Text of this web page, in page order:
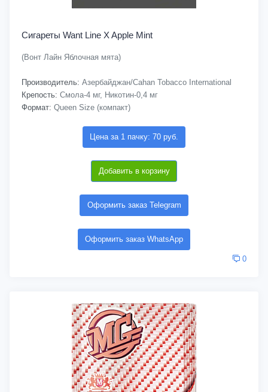
Сигареты Want Line X Apple Mint
(Вонт Лайн Яблочная мята)
Производитель: Азербайджан/Cahan Tobacco International
Крепость: Смола-4 мг, Никотин-0,4 мг
Формат: Queen Size (компакт)
Цена за 1 пачку: 70 руб.
Добавить в корзину
Оформить заказ Telegram
Оформить заказ WhatsApp
0